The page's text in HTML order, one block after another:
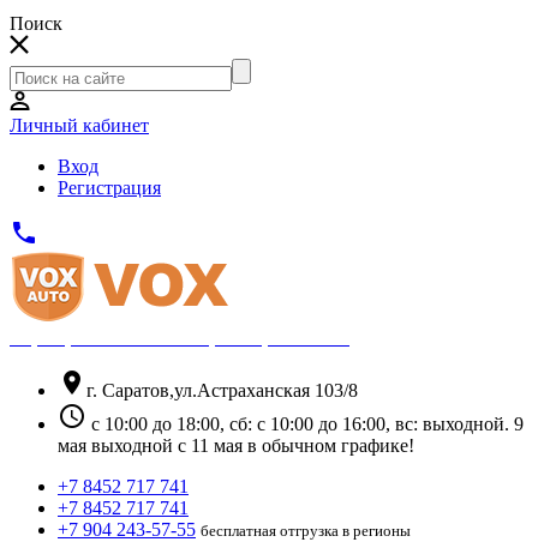
Поиск
Личный кабинет
Вход
Регистрация
phone
location_on г. Саратов,ул.Астраханская 103/8
schedule с 10:00 до 18:00, сб: с 10:00 до 16:00, вс: выходной. 9
мая выходной с 11 мая в обычном графике!
+7 8452 717 741
+7 8452 717 741
+7 904 243-57-55 бесплатная отгрузка в регионы